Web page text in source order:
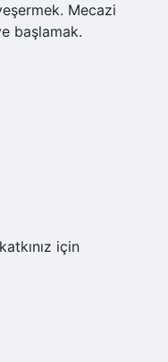
Mecazi
başlamak.
için